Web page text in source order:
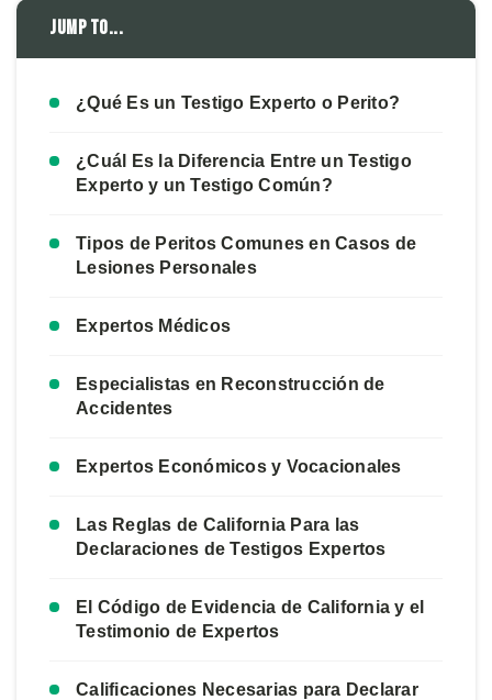
Jump to...
¿Qué Es un Testigo Experto o Perito?
¿Cuál Es la Diferencia Entre un Testigo
Experto y un Testigo Común?
Tipos de Peritos Comunes en Casos de
Lesiones Personales
Expertos Médicos
Especialistas en Reconstrucción de
Accidentes
Expertos Económicos y Vocacionales
Las Reglas de California Para las
Declaraciones de Testigos Expertos
El Código de Evidencia de California y el
Testimonio de Expertos
Calificaciones Necesarias para Declarar